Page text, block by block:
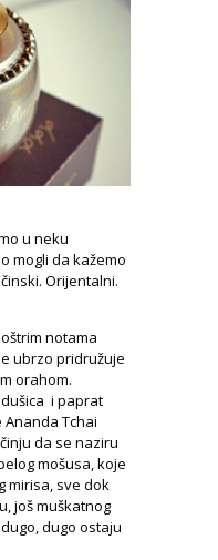
u neku
mogli da kažemo
Orijentalni.
notama
ubrzo pridružuje
orahom.
i paprat
Tchai
da se naziru
mošusa, koje
mirisa, sve dok
još muškatnog
dugo ostaju